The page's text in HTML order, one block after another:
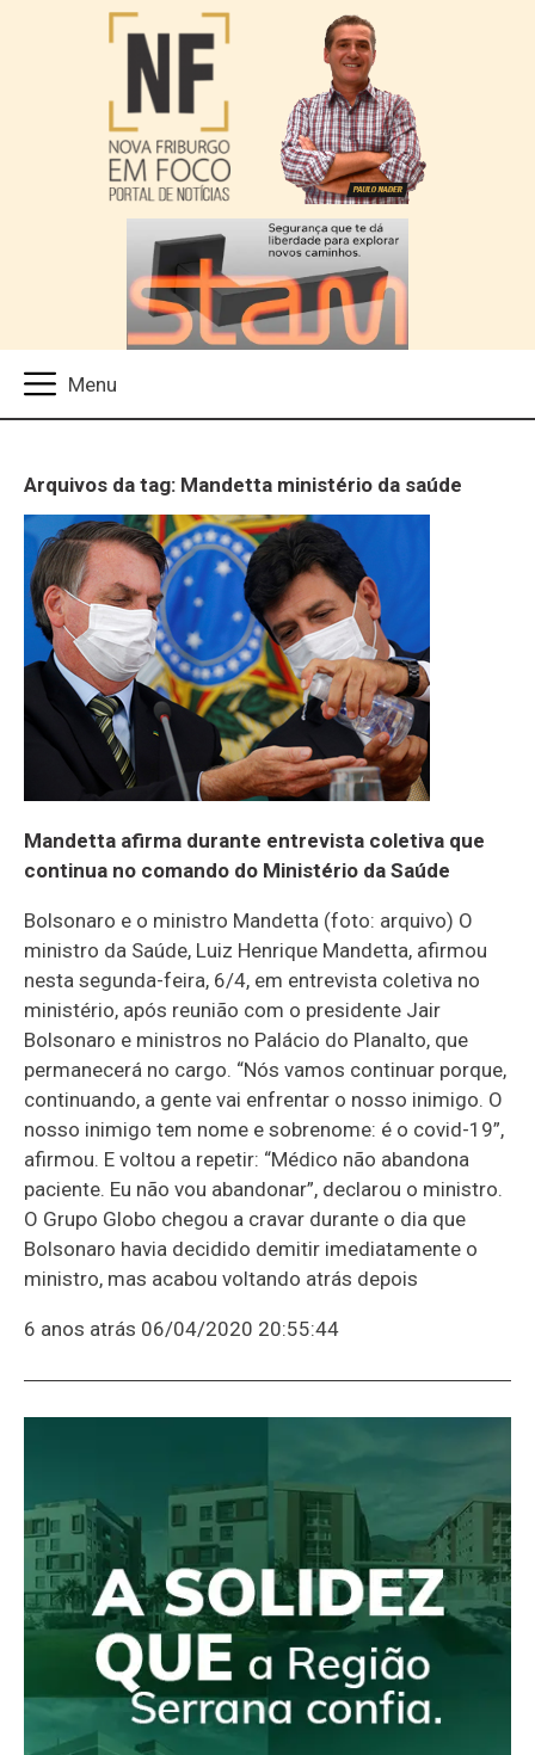
Arquivos da tag: Mandetta ministério da saúde
Mandetta afirma durante entrevista coletiva que
continua no comando do Ministério da Saúde
Bolsonaro e o ministro Mandetta (foto: arquivo) O
ministro da Saúde, Luiz Henrique Mandetta, afirmou
nesta segunda-feira, 6/4, em entrevista coletiva no
ministério, após reunião com o presidente Jair
Bolsonaro e ministros no Palácio do Planalto, que
permanecerá no cargo. “Nós vamos continuar porque,
continuando, a gente vai enfrentar o nosso inimigo. O
nosso inimigo tem nome e sobrenome: é o covid-19”,
afirmou. E voltou a repetir: “Médico não abandona
paciente. Eu não vou abandonar”, declarou o ministro.
O Grupo Globo chegou a cravar durante o dia que
Bolsonaro havia decidido demitir imediatamente o
ministro, mas acabou voltando atrás depois
6 anos atrás 06/04/2020 20:55:44